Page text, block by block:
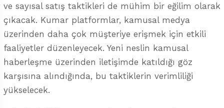
ve sayısal satış taktikleri de mühim bir eğilim olarak
çıkacak. Kumar platformlar, kamusal medya
üzerinden daha çok müşteriye erişmek için etkili
faaliyetler düzenleyecek. Yeni neslin kamusal
haberleşme üzerinden iletişimde katıldığı göz
karşısına alındığında, bu taktiklerin verimliliği
yükselecek.